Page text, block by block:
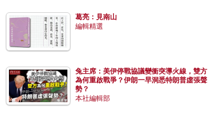
葛亮：見南山
編輯精選
兔主席：美伊停戰協議變衝突導火線，雙方
為何重啟戰爭？伊朗一早洞悉特朗普虛張聲
勢？
本社編輯部